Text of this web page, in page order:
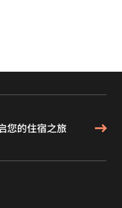
您的住宿之旅